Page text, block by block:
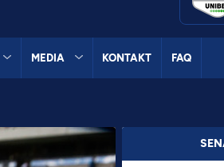
MEDIA KONTAKT FAQ